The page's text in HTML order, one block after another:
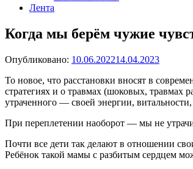
Лента
Когда мы берём чужие
Опубликовано: 10.06.202214.04.2023
То новое, что расстановки вносят в
стратегиях и о травмах (шоковых, травмах
утраченного — своей энергии,
При переплетении наоборот — мы не
Почти все дети так делают в отношении
Ребёнок такой мамы с разбитым сердцем